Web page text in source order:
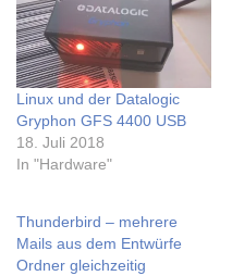
Linux und der Datalogic
Gryphon GFS 4400 USB
18. Juli 2018
In "Hardware"
Thunderbird – mehrere
Mails aus dem Entwürfe
Ordner gleichzeitig